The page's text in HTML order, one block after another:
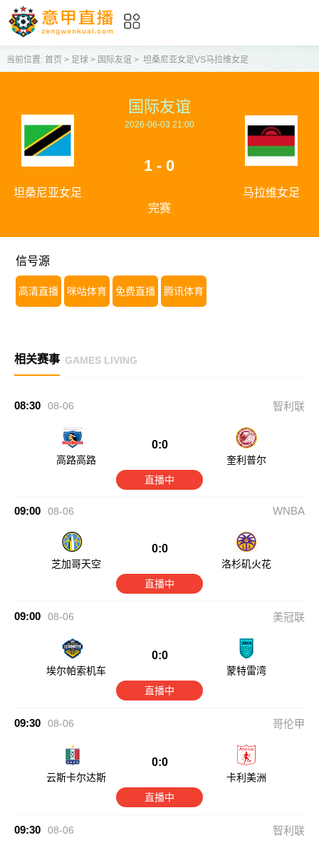
当前位置: 首页 > 足球> 国际友谊 > 坦桑尼亚女足VS马拉维女足
坦桑尼亚女足
国际友谊
2026-06-03 21:00
1 - 0
完赛
马拉维女足
信号源
高清直播 咪咕体育 免费直播 腾讯体育
相关赛事 GAMES LIVING
08:30 08-06 智利联
高路高路
0:0
奎利普尔
直播中
09:00 08-06 WNBA
芝加哥天空
0:0
洛杉矶火花
直播中
09:00 08-06 美冠联
埃尔帕索机车
0:0
蒙特雷湾
直播中
09:30 08-06 哥伦甲
云斯卡尔达斯
0:0
卡利美洲
直播中
09:30 08-06 智利联